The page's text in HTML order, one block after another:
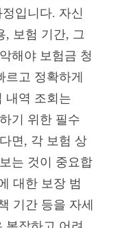
입니다. 자신
, 보험 기간, 그
해야 보험금 청
르고 정확하게
내역 조회는
기 위한 필수
면, 각 보험 상
는 것이 중요합
대한 보장 범
기간 등을 자세